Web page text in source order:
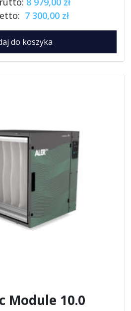
7 300,00 zł
do koszyka
Module 10.0